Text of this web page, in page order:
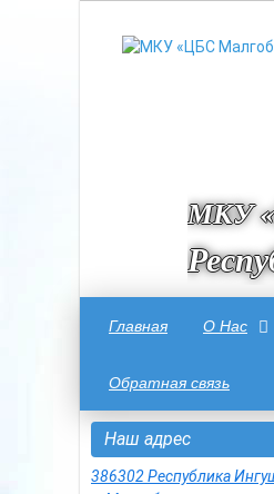
МКУ
Главная О Нас
Обратная связь
Наш адрес
386302 Республика